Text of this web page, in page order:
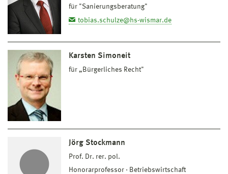
für "Sanierungsberatung"
tobias.schulze@hs-wismar.de
Karsten Simoneit
für „Bürgerliches Recht"
Jörg Stockmann
Prof. Dr. rer. pol.
Honorarprofessor
Betriebswirtschaft